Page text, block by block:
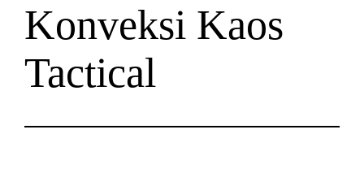
Konveksi Kaos
Tactical